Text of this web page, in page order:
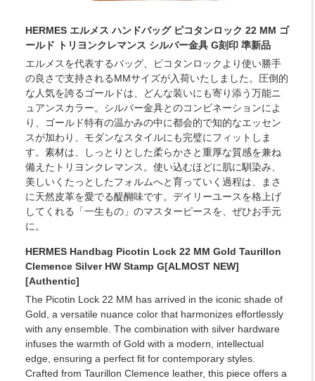
HERMES エルメス ハンドバッグ ピコタンロック 22 MM ゴ
ールド トリヨンクレマンス シルバー金具 G刻印 準新品
エルメスを代表するバッグ、ピコタンロックより使い勝手
の良さで支持されるMMサイズが入荷いたしました。圧倒的
な人気を誇るゴールドは、どんな装いにも寄り添う万能ニ
ュアンスカラー。シルバー金具とのコンビネーションによ
り、ゴールド特有の温かみの中に都会的で知的なエッセン
スが加わり、モダンなスタイルにも完璧にフィットしま
す。素材は、しっとりとした柔らかさと重厚な質感を兼ね
備えたトリヨンクレマンス。使い込むほどに肌に馴染み、
美しいくたっとしたフォルムへと育っていく過程は、まさ
に天然皮革を愛でる醍醐味です。デイリーユースを格上げ
してくれる「一生もの」のマスターピースを、ぜひお手元
に。
HERMES Handbag Picotin Lock 22 MM Gold Taurillon
Clemence Silver HW Stamp G[ALMOST NEW]
[Authentic]
The Picotin Lock 22 MM has arrived in the iconic shade of
Gold, a versatile nuance color that harmonizes effortlessly
with any ensemble. The combination with silver hardware
infuses the warmth of Gold with a modern, intellectual
edge, ensuring a perfect fit for contemporary styles.
Crafted from Taurillon Clemence leather, this piece offers a